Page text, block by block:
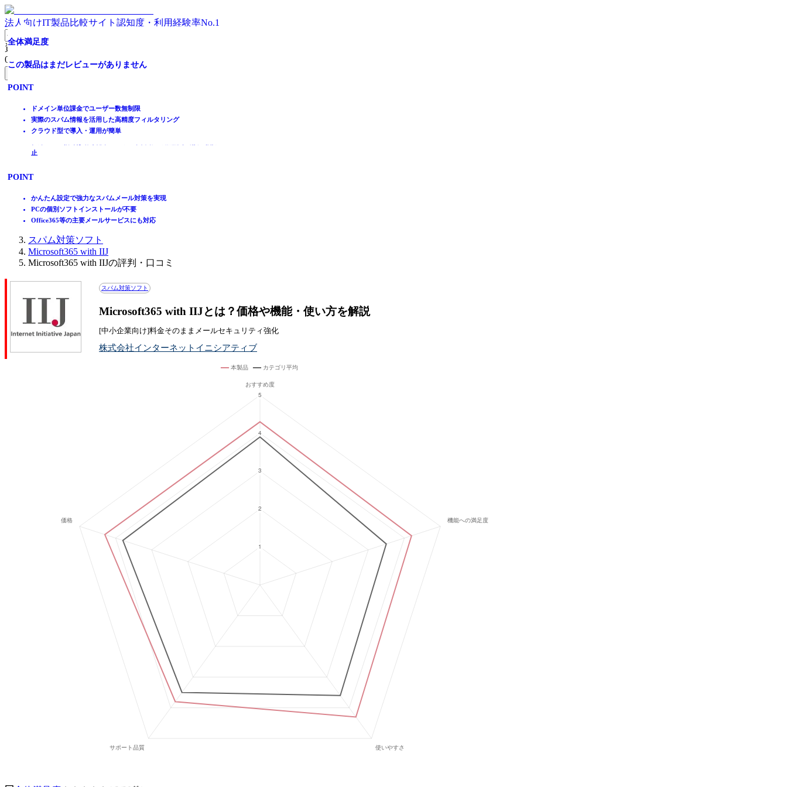
法人向けIT製品比較サイト 認知度・利用経験率No.1
資料請求リスト
0件
製品を探す
ランキングから探す
記事を読む
はじめての方へ
掲載について
動画で学ぶ
IT製品比較TOP
スパム対策ソフト
Microsoft365 with IIJ
Microsoft365 with IIJの評判・口コミ
スパム対策ソフト
Microsoft365 with IIJとは？価格や機能・使い方を解説
[中小企業向け]料金そのままメールセキュリティ強化
株式会社インターネットイニシアティブ
[導入実績1,400社以上]クラウド型メールセキュリティ
全体満足度
☆☆☆☆☆
POINT
日本語スパムの判定に強く、少ない誤判定率
6社のエンジンを実装した多層フィルタで脅威を排除
送信ドメイン認証を利用したなりすまし対策
クラウド型メールセキュリティサービス
全体満足度
☆☆☆☆☆
POINT
ビジネスメール詐欺を含むソーシャルエンジニアリング攻撃対策
ランサムウェア等の未知の不正プログラムにも対応
クラウドサンドボックスで添付ファイル内の不正コードを検知
最新AI技術で迷惑メールを撃退、スパム撃退率 99.98％
全体満足度
☆☆☆☆☆
POINT
かんたん設定で強力なスパムメール対策を実現
PCの個別ソフトインストールが不要
Office365等の主要メールサービスにも対応
全体満足度
この製品はまだレビューがありません
POINT
チェック機能とガード機能の両方を備えたシンプルで頼もしい設
計
必要な機能だけを絞り込んだことでリーズナブルな価格を実現
止
全体満足度
この製品はまだレビューがありません
POINT
ドメイン単位課金でユーザー数無制限
実際のスパム情報を活用した高精度フィルタリング
クラウド型で導入・運用が簡単